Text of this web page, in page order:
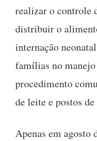
realizar o controle
distribuir o
internação
famílias no
procedimento
de leite e postos
Apenas em agosto